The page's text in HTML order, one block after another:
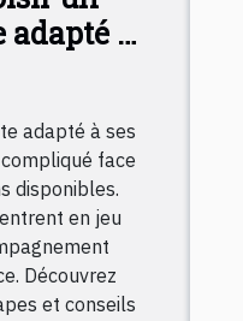
à
adapté à ses
face
disponibles.
en jeu
Découvrez
et conseils